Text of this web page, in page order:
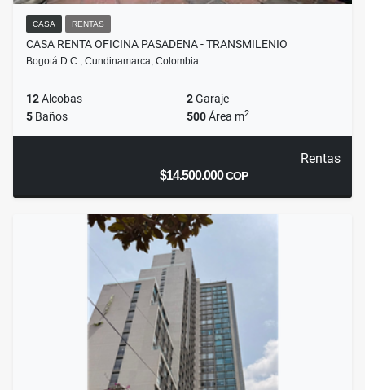
CASA RENTAS
CASA RENTA OFICINA PASADENA - TRANSMILENIO
Bogotá D.C., Cundinamarca, Colombia
12Alcobas 2Garaje
5 Baños 500Área m2
Rentas
$14.500.000COP